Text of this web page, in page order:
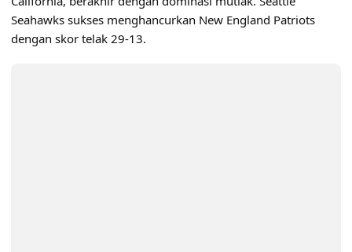
Seahawks sukses menghancurkan New England Patriots
dengan skor telak 29-13.